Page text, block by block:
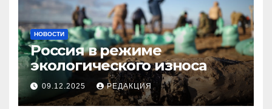
НОВОСТИ
Россия в режиме
экологического износа
09.12.2025 РЕДАКЦИЯ